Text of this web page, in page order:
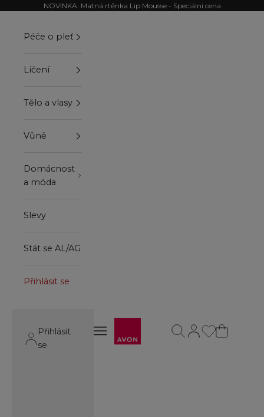
Přejít na obsahNOVINKA: Matná rtěnka Lip Mousse - Speciální cena
Otevřít navigační menu
Otevřít navigační menu
Otevřít stránku
Otevřít vyhledávání
Péče o pleť
Líčení
Tělo a vlasy
Vůně
Domácnost
a móda
Slevy
Stát se AL/AG
Přihlásit se
Přihlásit
se